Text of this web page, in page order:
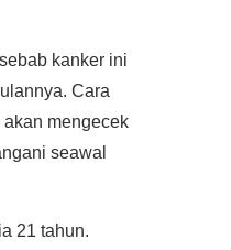
kanker ini
Cara
mengecek
seawal
21 tahun.